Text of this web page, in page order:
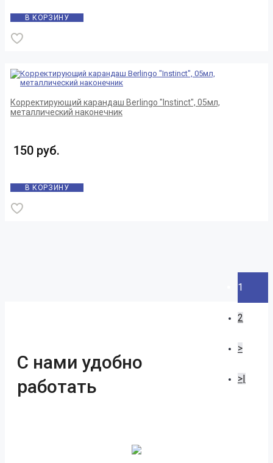
В КОРЗИНУ
Корректирующий карандаш Berlingo "Instinct", 05мл,
металлический наконечник
150 руб.
В КОРЗИНУ
1
2
>
>|
С нами удобно
работать